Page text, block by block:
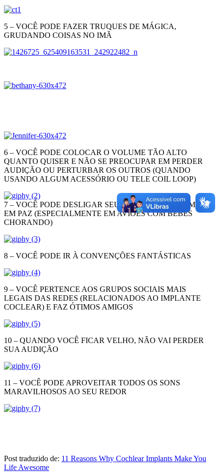
5 – VOCÊ PODE FAZER TRUQUES DE MÁGICA,
GRUDANDO COISAS NO IMÃ
6 – VOCÊ PODE COLOCAR O VOLUME TÃO ALTO
QUANTO QUISER E NÃO SE PREOCUPAR EM PERDER
AUDIÇÃO OU PERTURBAR OS OUTROS (QUANDO
USANDO ALGUM ACESSÓRIO OU TELE COIL LOOP)
7 – VOCÊ PODE DESLIGAR SEUS OUVIDOS E DORMIR
EM PAZ (ESPECIALMENTE EM AVIÕES COM BEBÊS
CHORANDO)
8 – VOCÊ PODE IR À CONVENÇÕES FANTÁSTICAS
9 – VOCÊ PERTENCE AOS GRUPOS SOCIAIS MAIS
LEGAIS DAS REDES (RELACIONADOS AO IMPLANTE
COCLEAR) E FAZ ÓTIMOS AMIGOS
10 – QUANDO VOCÊ FICAR VELHO, NÃO VAI PERDER
SUA AUDIÇÃO
11 – VOCÊ PODE APROVEITAR TODOS OS SONS
MARAVILHOSOS AO SEU REDOR
Post traduzido de: 11 Reasons Why Cochlear Implants Make You
Life Awesome